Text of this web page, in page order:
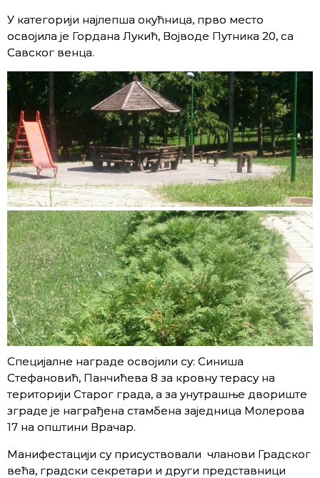
У категорији најлепша окућница, прво место
освојила је Гордана Лукић, Војводе Путника 20, са
Савског венца.
Специјалне награде освојили су: Синиша
Стефановић, Панчићева 8 за кровну терасу на
територији Старог града, а за унутрашње двориште
зграде је награђена стамбена заједница Молерова
17 на општини Врачар.
Манифестацији су присуствовали чланови Градског
већа, градски секретари и други представници